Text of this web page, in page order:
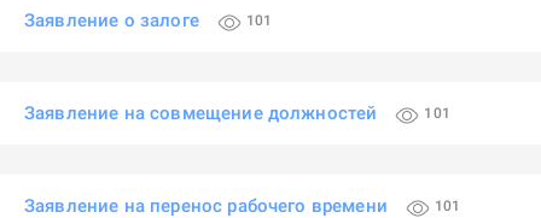
Заявление о залоге 101
Заявление на совмещение должностей 101
Заявление на перенос рабочего времени 101